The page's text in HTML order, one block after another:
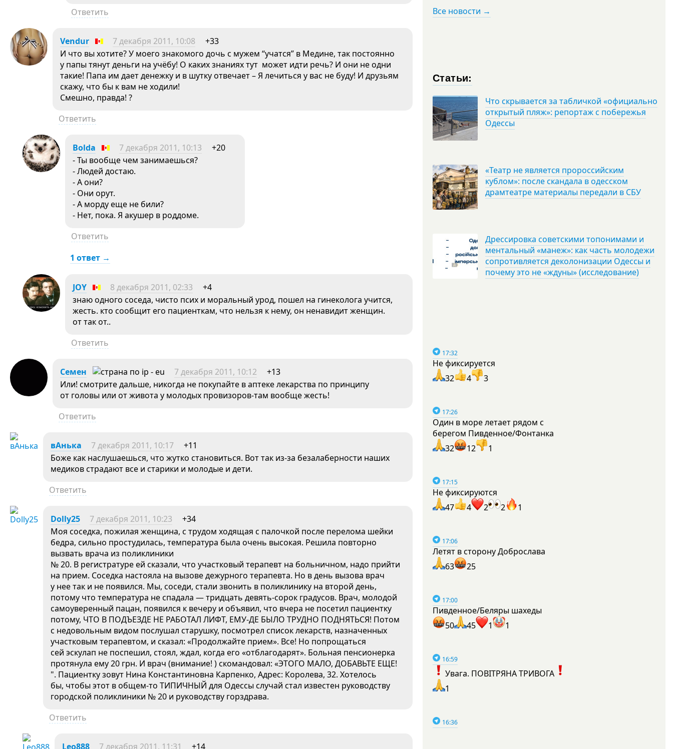
Ответить
Vendur 7 декабря 2011, 10:08
+33
И что вы хотите? У моего знакомого дочь с мужем “учатся” в Медине, так постоянно
у папы тянут деньги на учёбу! О каких знаниях тут может идти речь? И они не одни
такие! Папа им дает денежку и в шутку отвечает – Я лечиться у вас не буду! И друзьям
скажу, что бы к вам не ходили!
Смешно, правда! ?
Ответить
Bolda 7 декабря 2011, 10:13
+20
- Ты вообще чем зaнимaешься?
- Людей достaю.
- А они?
- Они орут.
- А морду еще не били?
- Нет, покa. Я aкушер в роддоме.
Ответить
1 ответ →
JOY 8 декабря 2011, 02:33
+4
знаю одного соседа, чисто псих и моральный урод, пошел на гинеколога учится,
жесть. кто сообщит его пациенткам, что нельзя к нему, он ненавидит женщин.
от так от..
Ответить
Семен 7 декабря 2011, 10:12
+13
Или! смотрите дальше, никогда не покупайте в аптеке лекарства по принципу
от головы или от живота у молодых провизоров-там вообще жесть!
Ответить
вАнька 7 декабря 2011, 10:17
+11
Боже как наслушаешься, что жутко становиться. Вот так из-за безалаберности наших
медиков страдают все и старики и молодые и дети.
Ответить
Dolly25 7 декабря 2011, 10:23
+34
Моя соседка, пожилая женщина, с трудом ходящая с палочкой после перелома шейки
бедра, сильно простудилась, температура была очень высокая. Решила повторно
вызвать врача из поликлиники
№ 20. В регистратуре ей сказали, что участковый терапевт на больничном, надо прийти
на прием. Соседка настояла на вызове дежурного терапевта. Но в день вызова врач
у нее так и не появился. Мы, соседи, стали звонить в поликлинику на второй день,
потому что температура не спадала — тридцать девять-сорок градусов. Врач, молодой
самоуверенный пацан, появился к вечеру и объявил, что вчера не посетил пациентку
потому, ЧТО В ПОДЪЕЗДЕ НЕ РАБОТАЛ ЛИФТ, ЕМУ-ДЕ БЫЛО ТРУДНО ПОДНЯТЬСЯ! Потом
с недовольным видом послушал старушку, посмотрел список лекарств, назначенных
участковым терапевтом, и сказал: «Продолжайте прием». Все! Но попрощаться
сей эскулап не поспешил, стоял, ждал, когда его «отблагодарят». Больная пенсионерка
протянула ему 20 грн. И врач (внимание! ) скомандовал: «ЭТОГО МАЛО, ДОБАВЬТЕ ЕЩЕ!
". Пациентку зовут Нина Константиновна Карпенко, Адрес: Королева, 32. Хотелось
бы, чтобы этот в общем-то ТИПИЧНЫЙ для Одессы случай стал известен руководству
городской поликлиники № 20 и руководству горздрава.
Ответить
Leo888 7 декабря 2011, 11:31 +14
Все новости →
Статьи:
Что скрывается за табличкой «официально
открытый пляж»: репортаж с побережья
Одессы
«Театр не является пророссийским
кублом»: после скандала в одесском
драмтеатре материалы передали в СБУ
Дрессировка советскими топонимами и
ментальный «манеж»: как часть молодежи
сопротивляется деколонизации Одессы и
почему это не «ждуны» (исследование)
17:32
Не фиксируется
32
4 3
17:26
Один в море летает рядом с
берегом Пивденное/Фонтанка
32
12 1
17:15
Не фиксируются
47
4 2 2 1
17:06
Летят в сторону Доброслава
63
25
17:00
Пивденное/Беляры шахеды
50
45 1 1
16:59
Увага. ПОВІТРЯНА ТРИВОГА
1
16:36